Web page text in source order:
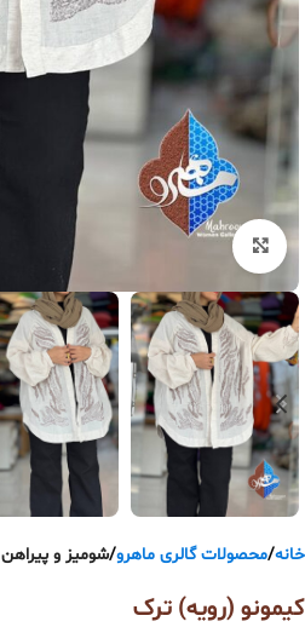
بزرگنمایی تصویر
خانه محصولات گالری ماهرو شومیز و پیراهن
کیمونو (رویه) ترک